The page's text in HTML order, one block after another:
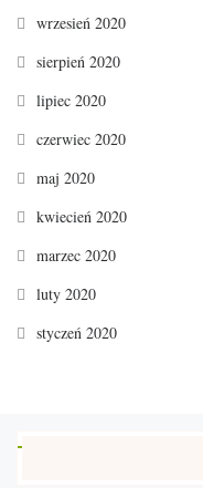
wrzesień 2020
sierpień 2020
lipiec 2020
czerwiec 2020
maj 2020
kwiecień 2020
marzec 2020
luty 2020
styczeń 2020